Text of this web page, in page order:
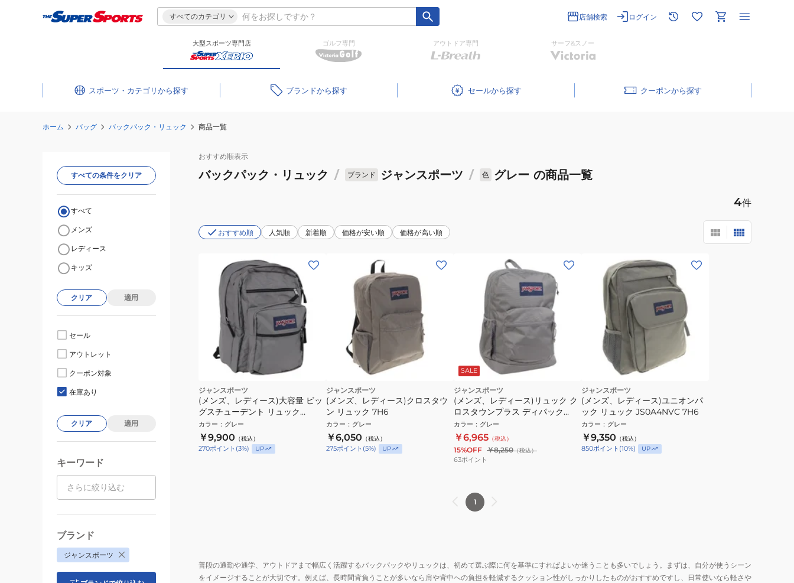
すべてのカテゴリ 店舗検索 ログイン
大型スポーツ専門店 ゴルフ専門 アウトドア専門 サーフ&スノー
スポーツ・カテゴリ ブランド セール クーポン
ホーム バッグ バックパック・リュック 商品一覧
おすすめ順表示
バックパック・リュック / ブランド ジャンスポーツ / 色 グレー の商品一覧
4件
おすすめ順 人気順 新着順 価格が安い順 価格が高い順
ジャンスポーツ
(メンズ、レディース)大容量 ビッ
グスチューデント リュック
JS0A47JK 7H6 カジュアルバッグ
サイドポケット PCコンパートメ
ント
カラー ： グレー
￥9,900 （税込）
270ポイント (3%) UP
ジャンスポーツ
(メンズ、レディース)クロスタウ
ン リュック 7H6
カラー ： グレー
￥6,050 （税込）
275ポイント (5%) UP
SALE
ジャンスポーツ
(メンズ、レディース)リュック ク
ロスタウンプラス ディパック
JS0A7ZNZ-7H6 バックパック
26L グレー
カラー ： グレー
￥6,965 （税込）
15%OFF ￥8,250（税込）
63ポイント
ジャンスポーツ
(メンズ、レディース)ユニオンパ
ック リュック JS0A4NVC 7H6
カラー ： グレー
￥9,350 （税込）
850ポイント (10%) UP
1
普段の通勤や通学、アウトドアまで幅広く活躍するバックパックやリュックは、初めて選ぶ際に何を基準にすればよいか迷うことも多いでしょう。まずは、自分が使うシーン
をイメージすることが大切です。例えば、長時間背負うことが多いなら肩や背中への負担を軽減するクッション性がしっかりしたものがおすすめですし、日常使いなら軽さや
すべての条件をクリア
すべて
メンズ
レディース
キッズ
クリア 適用
セール
アウトレット
クーポン対象
在庫あり
クリア 適用
キーワード
ブランド
ジャンスポーツ